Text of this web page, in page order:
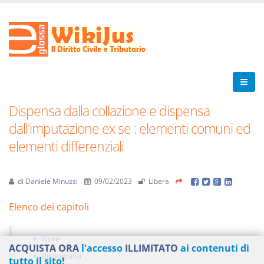
Dispensa dalla collazione e dispensa
dall'imputazione ex se : elementi comuni ed
elementi differenziali
di Daniele Minussi 09/02/2023 Libera
Elenco dei capitoli
Note
Bibliografia
ACQUISTA ORA l'accesso ILLIMITATO ai contenuti di
tutto il sito!